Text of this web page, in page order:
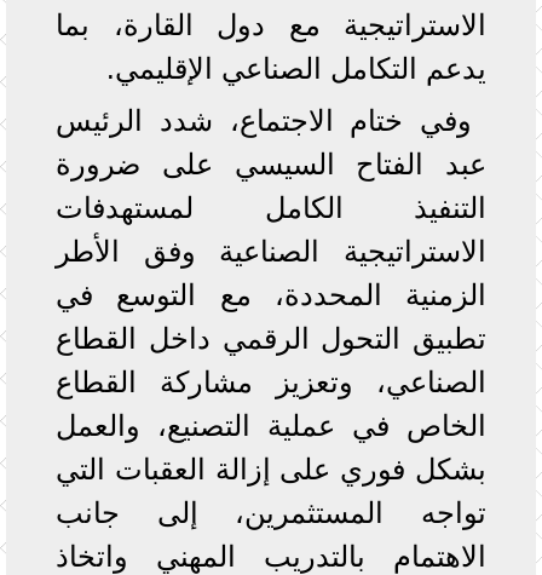
الاستراتيجية مع دول القارة، بما
يدعم التكامل الصناعي الإقليمي.
وفي ختام الاجتماع، شدد الرئيس
عبد الفتاح السيسي على ضرورة
التنفيذ الكامل لمستهدفات
الاستراتيجية الصناعية وفق الأطر
الزمنية المحددة، مع التوسع في
تطبيق التحول الرقمي داخل القطاع
الصناعي، وتعزيز مشاركة القطاع
الخاص في عملية التصنيع، والعمل
بشكل فوري على إزالة العقبات التي
تواجه المستثمرين، إلى جانب
الاهتمام بالتدريب المهني واتخاذ